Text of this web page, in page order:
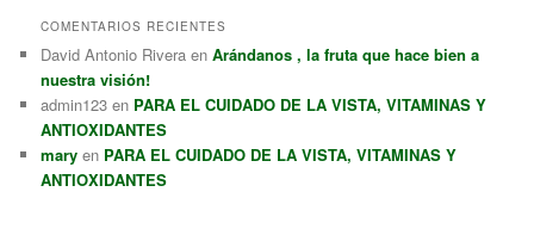
COMENTARIOS RECIENTES
David Antonio Rivera enArándanos , la fruta que hace bien a
nuestra visión!
admin123 en PARA EL CUIDADO DE LA VISTA, VITAMINAS Y
ANTIOXIDANTES
mary en PARA EL CUIDADO DE LA VISTA, VITAMINAS Y
ANTIOXIDANTES